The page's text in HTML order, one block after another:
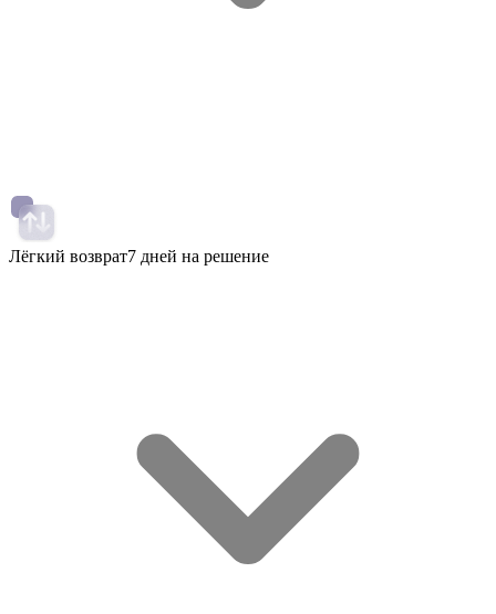
Лёгкий возврат7 дней на решение